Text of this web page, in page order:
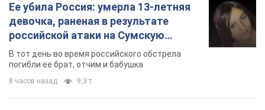
Ее убила Россия: умерла 13-летняя
девочка, раненая в результате
российской атаки на Сумскую
область. Фото
В тот день во время российского обстрела
погибли ее брат, отчим и бабушка
8 часов назад 9,3 т.